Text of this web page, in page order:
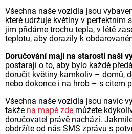
Všechna naše vozidla jsou
které udržuje květiny v perfektním
jim přidáme trochu tepla, v létě
teplotu, aby dorazily k
Doručování mají na starosti naši
postarají o to, aby bylo každé
doručit květiny kamkoliv – domů,
nebo dokonce i na hrob – s citem
Všechna naše vozidla jsou navíc
takže na mapě zde můžete
doručovatel právě nachází.
obdržíte od nás SMS zprávu s